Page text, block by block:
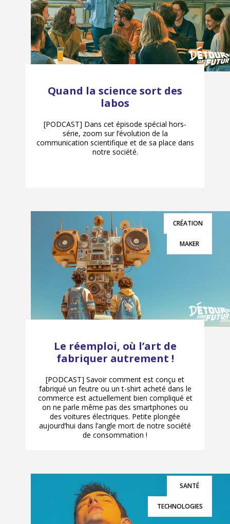
Quand la science sort des
labos
[PODCAST] Dans cet épisode spécial hors-
série, zoom sur l’évolution de la
communication scientifique et de sa place dans
notre société.
CRÉATION
MAKER
Le réemploi, où l’art de
fabriquer autrement !
[PODCAST] Savoir comment est conçu et
fabriqué un feutre ou un t-shirt acheté dans le
commerce est actuellement bien compliqué et
on ne parle même pas des smartphones ou
des voitures électriques. Petite plongée
aujourd’hui dans l’angle mort de notre société
de consommation !
SANTÉ
TECHNOLOGIES